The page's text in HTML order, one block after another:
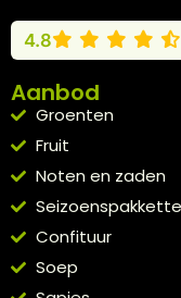
4.8
Aanbod
Groenten
Fruit
Noten en zaden
Confituur
Soep